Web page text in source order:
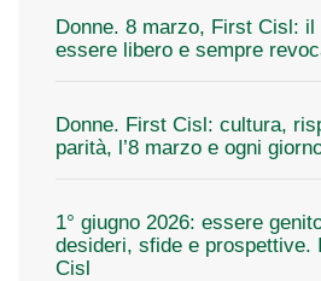
Donne. 8 marzo, First Cisl: il
essere libero e sempre
Donne. First Cisl: cultura,
parità, l’8 marzo e ogni
1° giugno 2026: essere
desideri, sfide e prospettive.
Cisl